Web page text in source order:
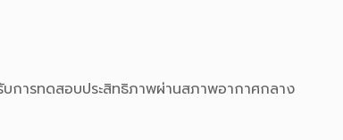
บการทดสอบประสิทธิภาพผ่านสภาพอากาศกลาง